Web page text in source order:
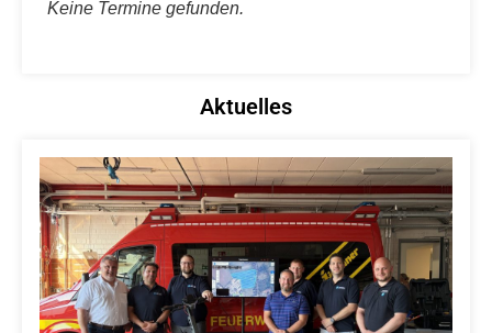
Keine Termine gefunden.
Aktuelles